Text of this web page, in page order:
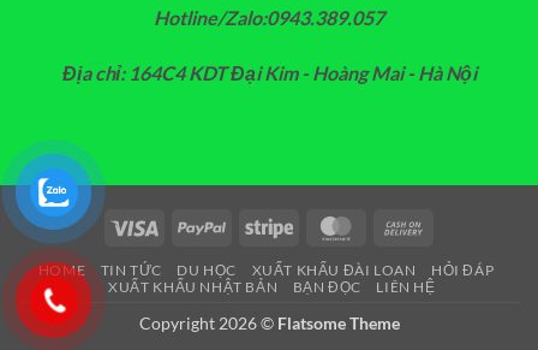
Hotline/Zalo:0943.389.057
Địa chỉ: 164C4 KDT Đại Kim - Hoàng Mai - Hà Nội
Visa PayPal Stripe MasterCard
Delivery
HOME TIN TỨC DU HỌC XUẤT KHẨU ĐÀI LOAN
HỎI ĐÁP
XUẤT KHẨU NHẬT BẢN
BẠN ĐỌC LIÊN HỆ
Copyright 2026 © Flatsome Theme